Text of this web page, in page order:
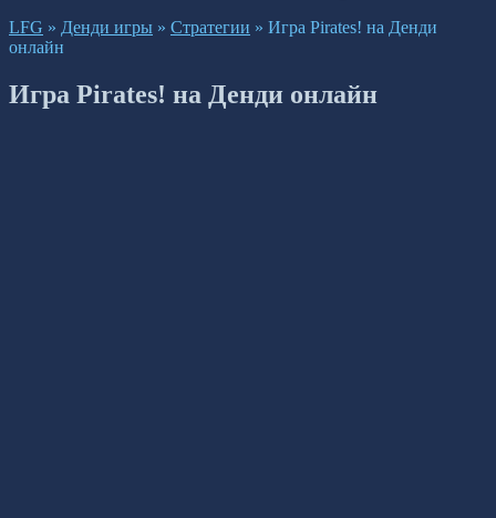
LFG » Денди игры » Стратегии » Игра Pirates! на Денди
онлайн
Игра Pirates! на Денди онлайн